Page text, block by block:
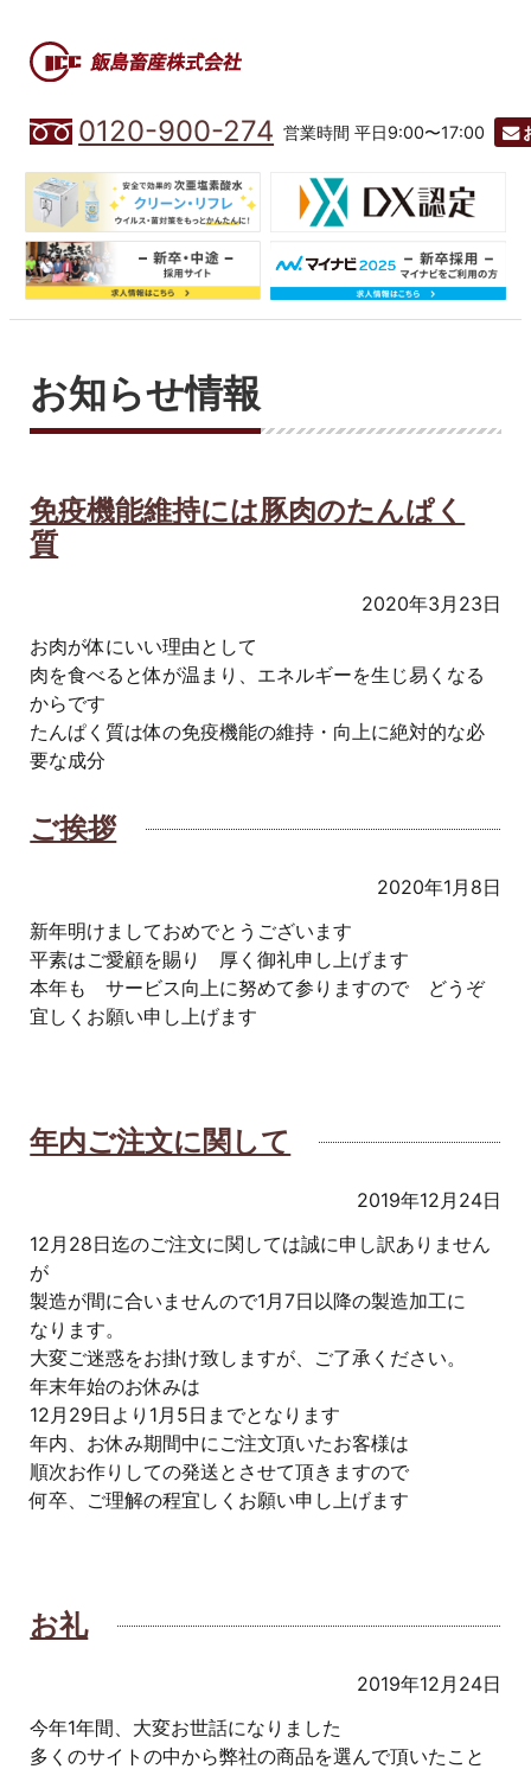
0120-900-274 営業時間 平日9:00〜17:00
お知らせ情報
免疫機能維持には豚肉のたんぱく
質
2020年3月23日
お肉が体にいい理由として
肉を食べると体が温まり、エネルギーを生じ易くなる
からです
たんぱく質は体の免疫機能の維持・向上に絶対的な必
要な成分
ご挨拶
2020年1月8日
新年明けましておめでとうございます
平素はご愛顧を賜り 厚く御礼申し上げます
本年も サービス向上に努めて参りますので どうぞ
宜しくお願い申し上げます
年内ご注文に関して
2019年12月24日
12月28日迄のご注文に関しては誠に申し訳ありません
が
製造が間に合いませんので1月7日以降の製造加工に
なります。
大変ご迷惑をお掛け致しますが、ご了承ください。
年末年始のお休みは
12月29日より1月5日までとなります
年内、お休み期間中にご注文頂いたお客様は
順次お作りしての発送とさせて頂きますので
何卒、ご理解の程宜しくお願い申し上げます
お礼
2019年12月24日
今年1年間、大変お世話になりました
多くのサイトの中から弊社の商品を選んで頂いたこと